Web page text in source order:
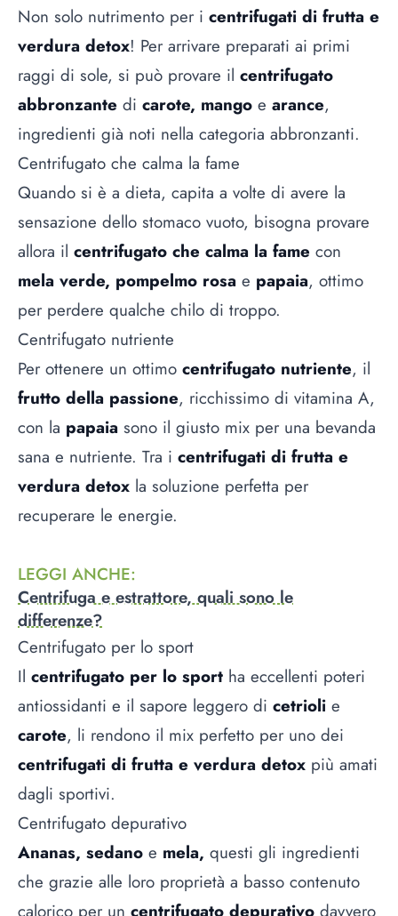
Non solo nutrimento per i centrifugati di frutta e
verdura detox! Per arrivare preparati ai primi
raggi di sole, si può provare il centrifugato
abbronzante di carote, mango e arance,
ingredienti già noti nella categoria abbronzanti.
Centrifugato che calma la fame
Quando si è a dieta, capita a volte di avere la
sensazione dello stomaco vuoto, bisogna provare
allora il centrifugato che calma la fame con
mela verde, pompelmo rosa e papaia, ottimo
per perdere qualche chilo di troppo.
Centrifugato nutriente
Per ottenere un ottimo centrifugato nutriente, il
frutto della passione, ricchissimo di vitamina A,
con la papaia sono il giusto mix per una bevanda
sana e nutriente. Tra i centrifugati di frutta e
verdura detox la soluzione perfetta per
recuperare le energie.
LEGGI ANCHE:
Centrifuga e estrattore, quali sono le
differenze?
Centrifugato per lo sport
Il centrifugato per lo sport ha eccellenti poteri
antiossidanti e il sapore leggero di cetrioli e
carote, li rendono il mix perfetto per uno dei
centrifugati di frutta e verdura detox più amati
dagli sportivi.
Centrifugato depurativo
Ananas, sedano e mela, questi gli ingredienti
che grazie alle loro proprietà a basso contenuto